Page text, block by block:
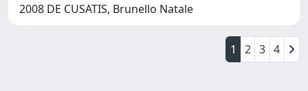
2008 DE CUSATIS, Brunello Natale
1 2 3 4